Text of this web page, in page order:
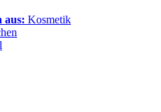
aus: Kosmetik